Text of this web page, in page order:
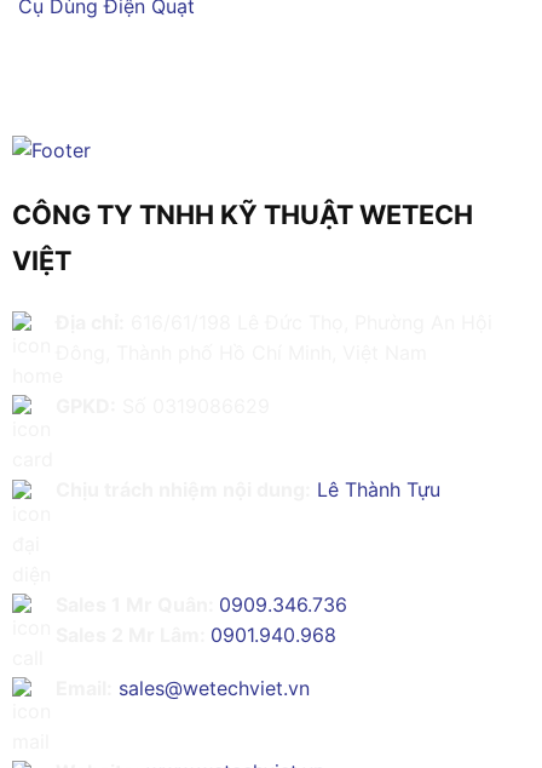
Cụ Dùng Điện Quạt
CÔNG TY TNHH KỸ THUẬT WETECH
VIỆT
Lê Thành Tựu
0909.346.736
0901.940.968
sales@wetechviet.vn